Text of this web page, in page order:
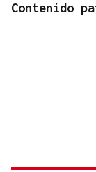
Contenido